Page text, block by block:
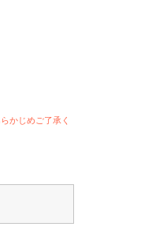
かじめご了承く